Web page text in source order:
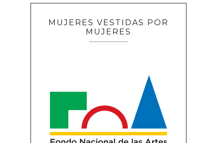
MUJERES VESTIDAS POR
MUJERES